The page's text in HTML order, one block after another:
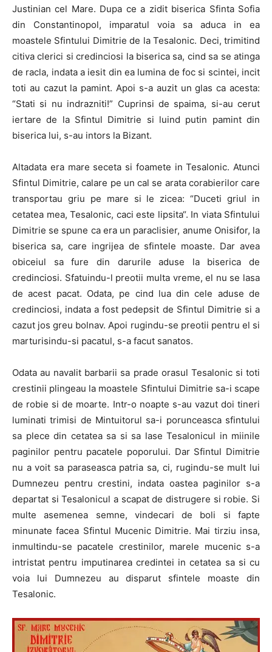
Justinian cel Mare. Dupa ce a zidit biserica Sfinta Sofia
din Constantinopol, imparatul voia sa aduca in ea
moastele Sfintului Dimitrie de la Tesalonic. Deci, trimitind
citiva clerici si credinciosi la biserica sa, cind sa se atinga
de racla, indata a iesit din ea lumina de foc si scintei, incit
toti au cazut la pamint. Apoi s-a auzit un glas ca acesta:
“Stati si nu indrazniti!” Cuprinsi de spaima, si-au cerut
iertare de la Sfintul Dimitrie si luind putin pamint din
biserica lui, s-au intors la Bizant.
Altadata era mare seceta si foamete in Tesalonic. Atunci
Sfintul Dimitrie, calare pe un cal se arata corabierilor care
transportau griu pe mare si le zicea: “Duceti griul in
cetatea mea, Tesalonic, caci este lipsita“. In viata Sfintului
Dimitrie se spune ca era un paraclisier, anume Onisifor, la
biserica sa, care ingrijea de sfintele moaste. Dar avea
obiceiul sa fure din darurile aduse la biserica de
credinciosi. Sfatuindu-l preotii multa vreme, el nu se lasa
de acest pacat. Odata, pe cind lua din cele aduse de
credinciosi, indata a fost pedepsit de Sfintul Dimitrie si a
cazut jos greu bolnav. Apoi rugindu-se preotii pentru el si
marturisindu-si pacatul, s-a facut sanatos.
Odata au navalit barbarii sa prade orasul Tesalonic si toti
crestinii plingeau la moastele Sfintului Dimitrie sa-i scape
de robie si de moarte. Intr-o noapte s-au vazut doi tineri
luminati trimisi de Mintuitorul sa-i porunceasca sfintului
sa plece din cetatea sa si sa lase Tesalonicul in miinile
paginilor pentru pacatele poporului. Dar Sfintul Dimitrie
nu a voit sa paraseasca patria sa, ci, rugindu-se mult lui
Dumnezeu pentru crestini, indata oastea paginilor s-a
departat si Tesalonicul a scapat de distrugere si robie. Si
multe asemenea semne, vindecari de boli si fapte
minunate facea Sfintul Mucenic Dimitrie. Mai tirziu insa,
inmultindu-se pacatele crestinilor, marele mucenic s-a
intristat pentru imputinarea credintei in cetatea sa si cu
voia lui Dumnezeu au disparut sfintele moaste din
Tesalonic.